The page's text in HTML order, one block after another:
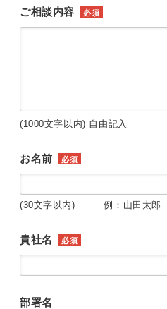
ご相談内容 必須
(1000文字以内) 自由記入
お名前 必須
(30文字以内) 例：山田太郎
貴社名 必須
部署名